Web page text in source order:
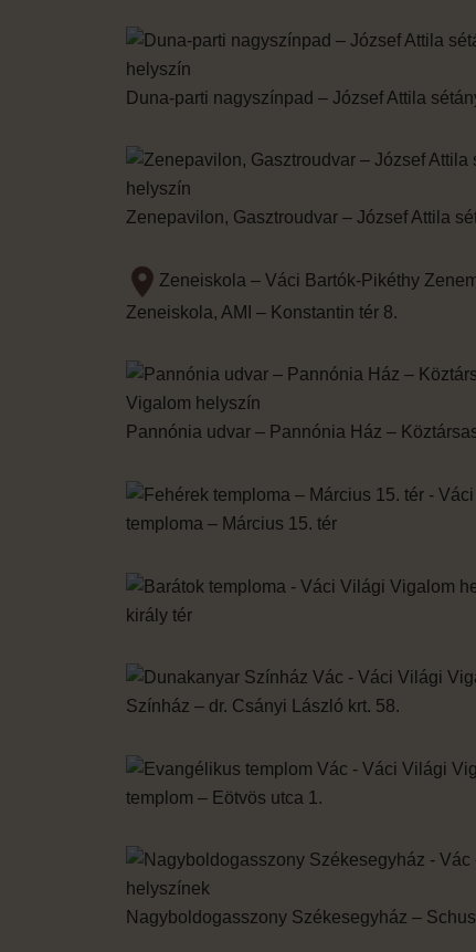
Duna-parti nagyszínpad – József Attila
Zenepavilon, Gasztroudvar – József Attila
Zeneiskola – Váci Bartók-Pikéthy
Zeneiskola, AMI – Konstantin tér 8.
Pannónia udvar – Pannónia Ház –
temploma – Március 15. tér
király tér
Színház – dr. Csányi László krt. 58.
templom – Eötvös utca 1.
Nagyboldogasszony Székesegyház –